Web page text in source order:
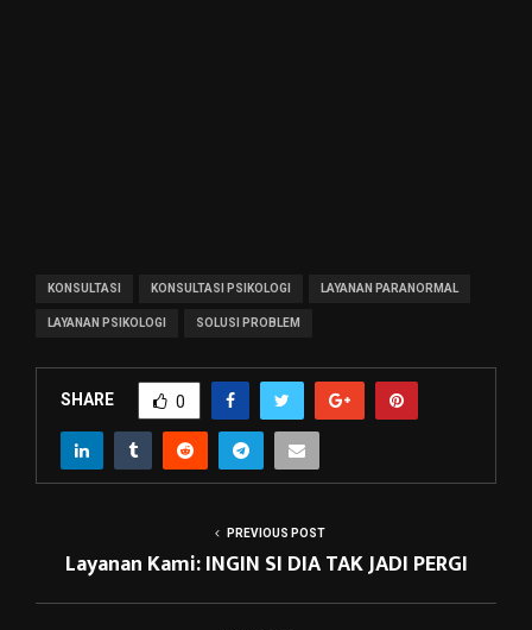
KONSULTASI KONSULTASI PSIKOLOGI LAYANAN PARANORMAL
LAYANAN PSIKOLOGI SOLUSI PROBLEM
SHARE 0
PREVIOUS POST
Layanan Kami: INGIN SI DIA TAK JADI PERGI